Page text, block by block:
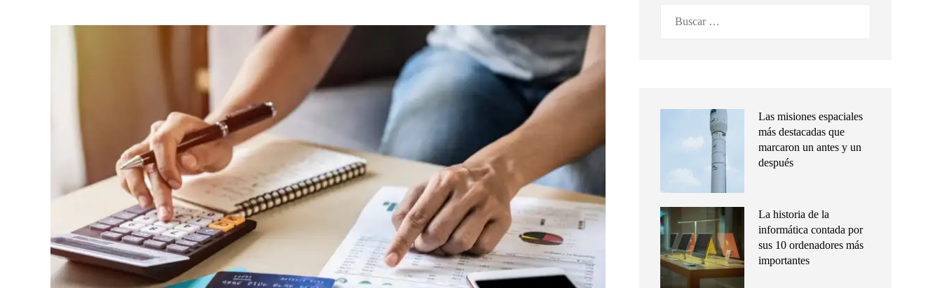
Las misiones espaciales
más destacadas que
marcaron un antes y un
después
La historia de la
informática contada por
sus 10 ordenadores más
importantes